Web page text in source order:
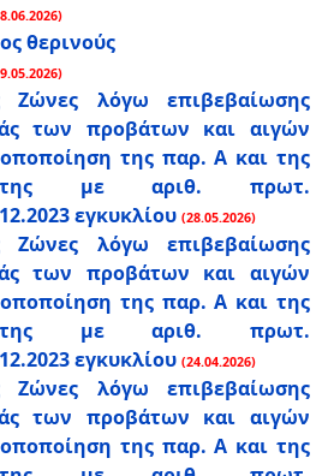
θερινούς
Ζώνες λόγω επιβεβαίωσης
των προβάτων και αιγών
της παρ. Α και της
με αριθ. πρωτ.
εγκυκλίου (28.05.2026)
Ζώνες λόγω επιβεβαίωσης
των προβάτων και αιγών
της παρ. Α και της
με αριθ. πρωτ.
εγκυκλίου (24.04.2026)
Ζώνες λόγω επιβεβαίωσης
των προβάτων και αιγών
της παρ. Α και της